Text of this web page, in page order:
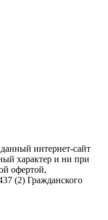
интернет-сайт
характер и ни при
офертой,
(2) Гражданского